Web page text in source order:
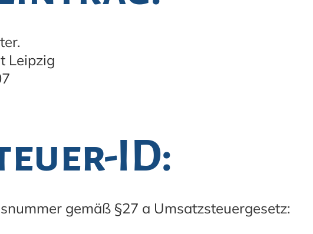
Leipzig
ID:
gemäß §27 a Umsatzsteuergesetz: